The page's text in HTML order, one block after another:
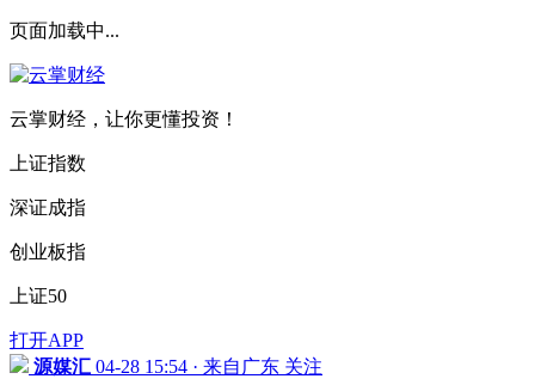
页面加载中...
云掌财经，让你更懂投资！
上证指数
深证成指
创业板指
上证50
打开APP
源媒汇 04-28 15:54 · 来自广东 关注